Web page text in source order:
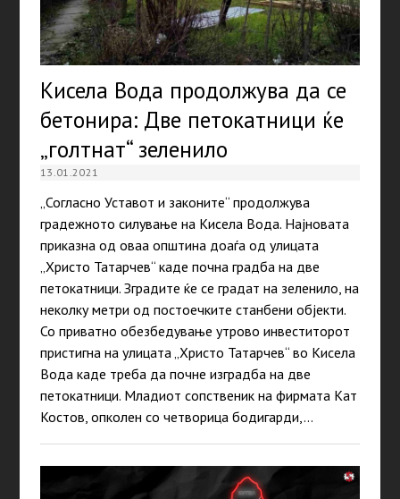
Кисела Вода продолжува да се
бетонира: Две петокатници ќе
„голтнат“ зеленило
13.01.2021
„Согласно Уставот и законите“ продолжува
градежното силување на Кисела Вода. Најновата
приказна од оваа општина доаѓа од улицата
„Христо Татарчев“ каде почна градба на две
петокатници. Зградите ќе се градат на зеленило, на
неколку метри од постоечките станбени објекти.
Со приватно обезбедување утрово инвеститорот
пристигна на улицата „Христо Татарчев“ во Кисела
Вода каде треба да почне изградба на две
петокатници. Младиот сопственик на фирмата Кат
Костов, опколен со четворица бодигарди,…